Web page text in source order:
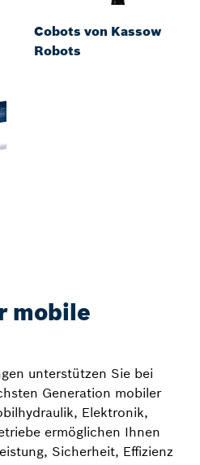
Cobots von Kassow
Robots
mobile
unterstützen Sie bei
Generation mobiler
Elektronik,
ermöglichen Ihnen
Sicherheit, Effizienz